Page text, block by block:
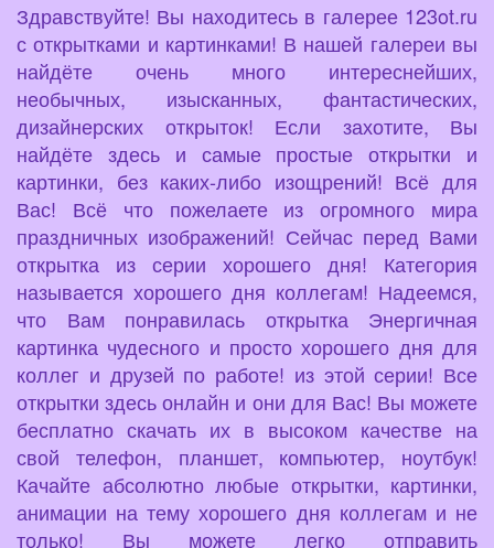
Здравствуйте! Вы находитесь в галерее 123ot.ru
с открытками и картинками! В нашей галереи вы
найдёте очень много интереснейших,
необычных, изысканных, фантастических,
дизайнерских открыток! Если захотите, Вы
найдёте здесь и самые простые открытки и
картинки, без каких-либо изощрений! Всё для
Вас! Всё что пожелаете из огромного мира
праздничных изображений! Сейчас перед Вами
открытка из серии хорошего дня! Категория
называется хорошего дня коллегам! Надеемся,
что Вам понравилась открытка Энергичная
картинка чудесного и просто хорошего дня для
коллег и друзей по работе! из этой серии! Все
открытки здесь онлайн и они для Вас! Вы можете
бесплатно скачать их в высоком качестве на
свой телефон, планшет, компьютер, ноутбук!
Качайте абсолютно любые открытки, картинки,
анимации на тему хорошего дня коллегам и не
только! Вы можете легко отправить